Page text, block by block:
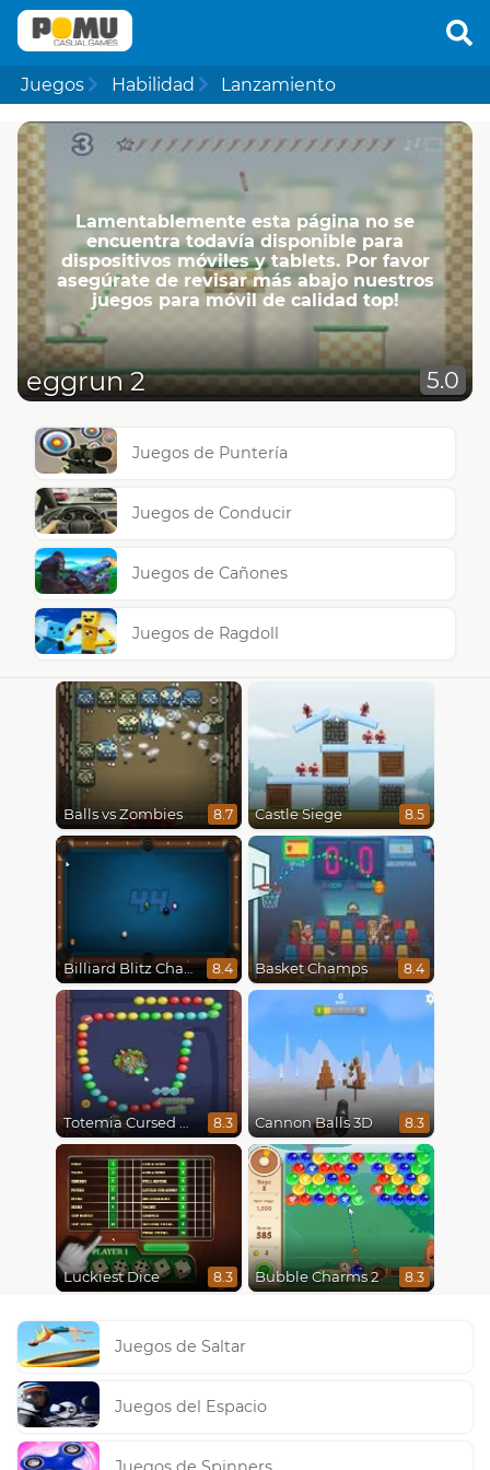
Juegos Habilidad Lanzamiento
Lamentablemente esta página no se
encuentra todavía disponible para
dispositivos móviles y tablets. Por favor
asegúrate de revisar más abajo nuestros
juegos para móvil de calidad top!
eggrun 2 5.0
Juegos de Puntería
Juegos de Conducir
Juegos de Cañones
Juegos de Ragdoll
Balls vs Zombies 8.7 Castle Siege 8.5
Billiard Blitz Challenge 8.4 Basket Champs 8.4
Totemia Cursed Marbles 8.3 Cannon Balls 3D 8.3
Luckiest Dice 8.3 Bubble Charms 2 8.3
Juegos de Saltar
Juegos del Espacio